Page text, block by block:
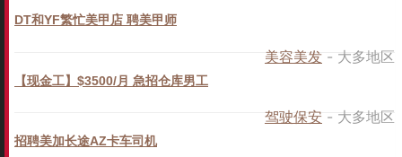
DT和YF繁忙美甲店 聘美甲师
美容美发 - 大多地区
【现金工】$3500/月 急招仓库男工
驾驶保安 - 大多地区
招聘美加长途AZ卡车司机